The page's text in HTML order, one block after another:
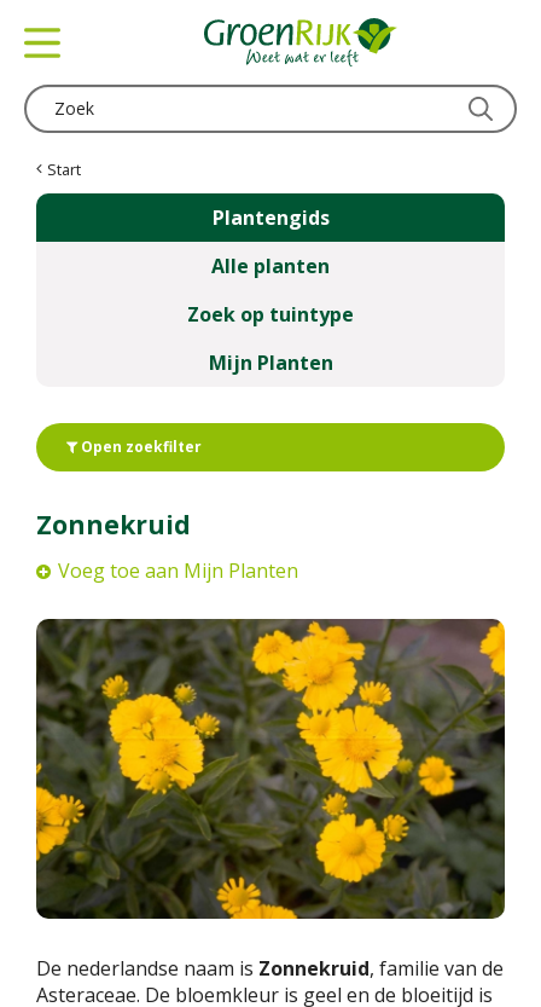
Start
Plantengids
Alle planten
Zoek op tuintype
Mijn Planten
Open zoekfilter
Zonnekruid
Voeg toe aan Mijn Planten
De nederlandse naam is Zonnekruid, familie van de
Asteraceae. De bloemkleur is geel en de bloeitijd is